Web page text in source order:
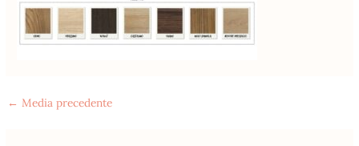
← Media precedente